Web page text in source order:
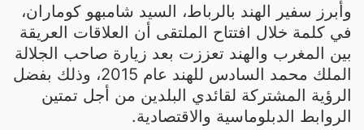
وأبرز سفير الهند بالرباط، السيد شامبهو كوماران،
في كلمة خلال افتتاح الملتقى أن العلاقات العريقة
بين المغرب والهند تعززت بعد زيارة صاحب الجلالة
الملك محمد السادس للهند عام 2015، وذلك بفضل
الرؤية المشتركة لقائدي البلدين من أجل تمتين
الروابط الدبلوماسية والاقتصادية.